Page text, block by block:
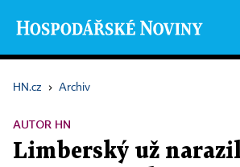
HN.cz › Archiv
AUTOR HN
Limberský už